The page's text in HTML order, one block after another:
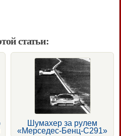
статьи:
Шумахер за рулем
«Мерседес-Бенц-С291»